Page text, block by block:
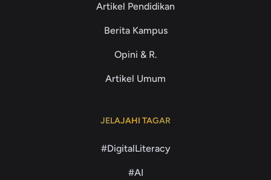
Artikel Pendidikan
Berita Kampus
Opini & R.
Artikel Umum
JELAJAHI TAGAR
#DigitalLiteracy
#AI